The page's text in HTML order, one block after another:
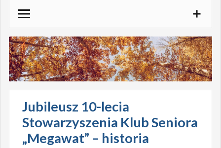
treści
Jubileusz 10-lecia
Stowarzyszenia Klub Seniora
„Megawat” – historia